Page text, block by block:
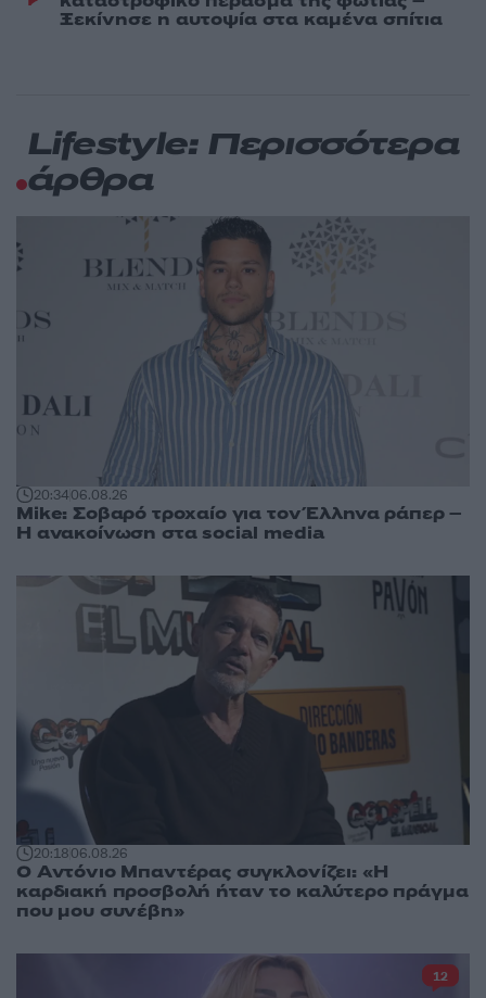
Ξεκίνησε η αυτοψία στα καμένα σπίτια
Lifestyle: Περισσότερα
άρθρα
20:3406.08.26
Mike: Σοβαρό τροχαίο για τον Έλληνα ράπερ –
Η ανακοίνωση στα social media
20:1806.08.26
Ο Αντόνιο Μπαντέρας συγκλονίζει: «Η
καρδιακή προσβολή ήταν το καλύτερο πράγμα
που μου συνέβη»
12